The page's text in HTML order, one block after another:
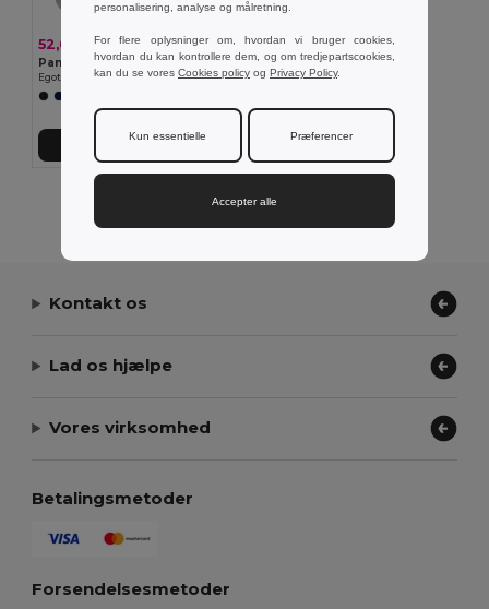
52,02 kr
Panama bøllehat produceret i genvundet polyester (100 % rPET) til både regn og sol
Egotier 99167
Viser alle produkter.
Kontakt os
Lad os hjælpe
Vores virksomhed
Betalingsmetoder
Forsendelsesmetoder
personalisering, analyse og målretning.
For flere oplysninger om, hvordan vi bruger cookies,
hvordan du kan kontrollere dem, og om tredjepartscookies,
kan du se vores Cookies policy og Privacy Policy.
Kun essentielle Præferencer
Accepter alle